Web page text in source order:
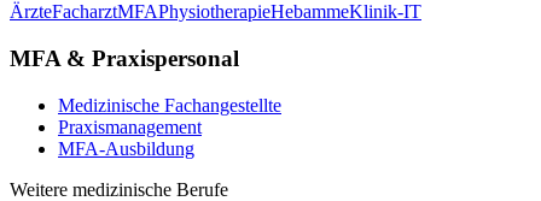
ÄrzteFacharztMFAPhysiotherapieHebammeKlinik-IT
MFA & Praxispersonal
Medizinische Fachangestellte
Praxismanagement
MFA-Ausbildung
Weitere medizinische Berufe